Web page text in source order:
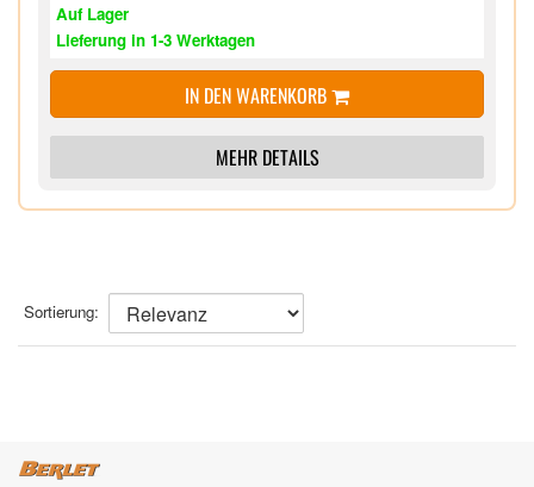
Zugriffen auf Ihre Webcam und hilft Ihnen, diese zu
blockieren
Passwort-Manager³ - Stellt Tools bereit, mit denen
Sie Passwörter generieren sowie
Kreditkarteninformationen und Online-
Zugangsdaten abgesichert und gut geschützt
speichern und verwalten können
Dark Web Monitoring4 - Wir überwachen das
Aktivitäten Ihrer Kinder im Blick. Helfen Sie ihnen,
ihre vernetzte Welt auf ihren PCs und Smartphones
Computer und anderen Geräten und hilft,
Auf Lager
Lieferung in 1-3 Werktagen
IN DEN WARENKORB
MEHR DETAILS
Sortierung: